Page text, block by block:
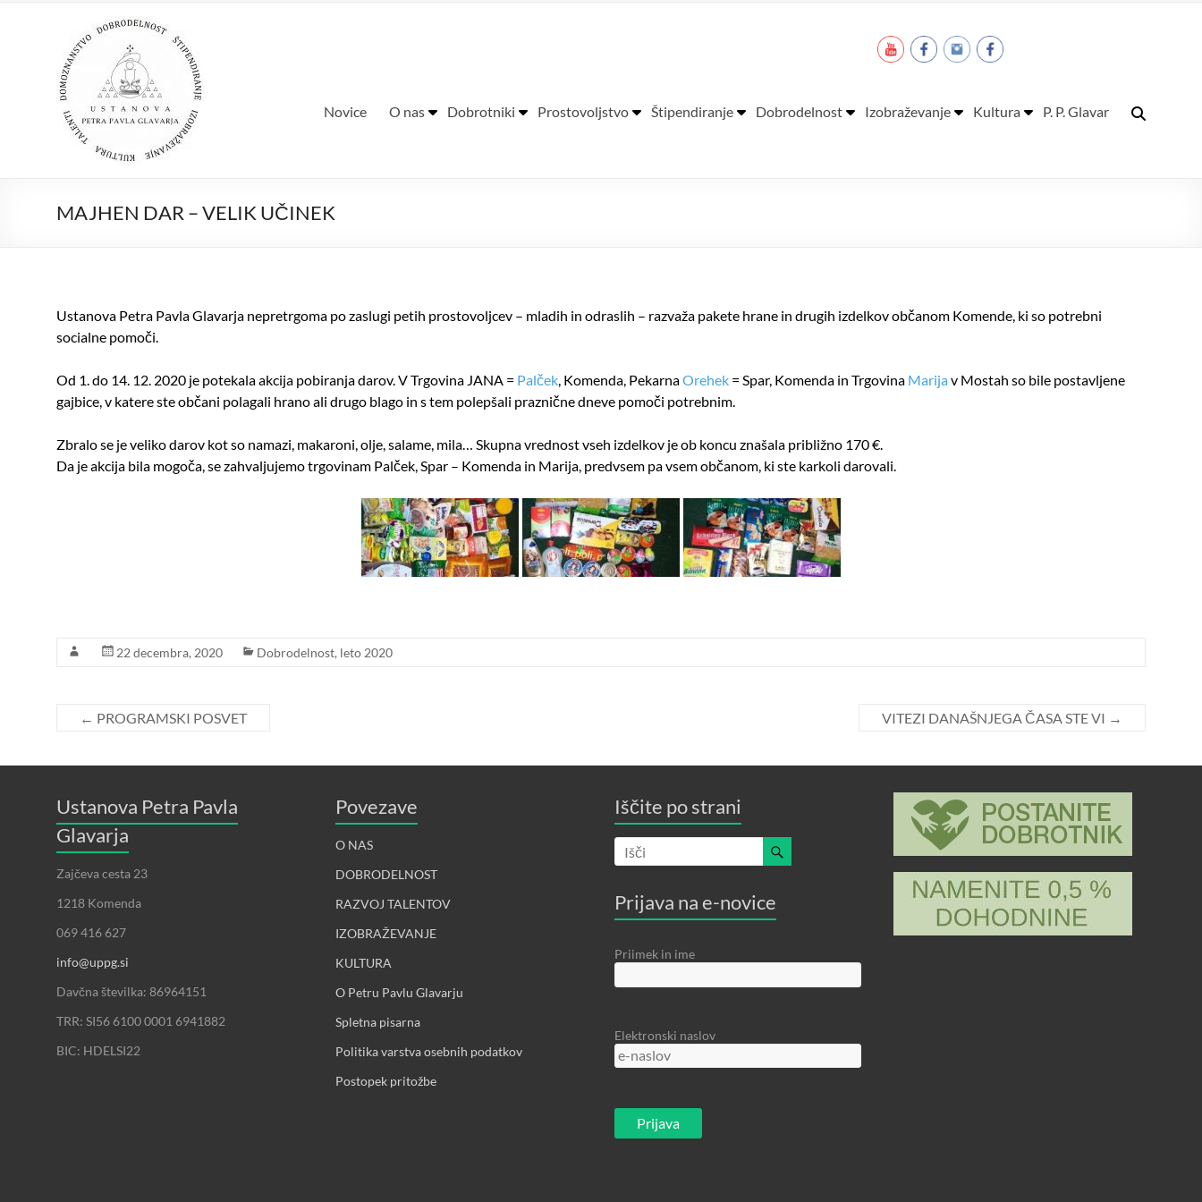
Novice O nas Dobrotniki Prostovoljstvo Štipendiranje Dobrodelnost Izobraževanje Kultura P. P. Glavar
MAJHEN DAR – VELIK UČINEK
Ustanova Petra Pavla Glavarja nepretrgoma po zaslugi petih prostovoljcev – mladih in odraslih – razvaža pakete hrane in drugih izdelkov občanom Komende, ki so potrebni
socialne pomoči.
Od 1. do 14. 12. 2020 je potekala akcija pobiranja darov. V Trgovina JANA = Palček, Komenda, PekarnaOrehek = Spar, Komenda in Trgovina Marijav Mostah so bile postavljene
gajbice, v katere ste občani polagali hrano ali drugo blago in s tem polepšali praznične dneve pomoči potrebnim.
Zbralo se je veliko darov kot so namazi, makaroni, olje, salame, mila… Skupna vrednost vseh izdelkov je ob koncu znašala približno 170 €.
Da je akcija bila mogoča, se zahvaljujemo trgovinam Palček, Spar – Komenda in Marija, predvsem pa vsem občanom, ki ste karkoli darovali.
22 decembra, 2020 Dobrodelnost, leto 2020
← PROGRAMSKI POSVET VITEZI DANAŠNJEGA ČASA STE VI →
Ustanova Petra Pavla
Glavarja
Zajčeva cesta 23
1218 Komenda
069 416 627
info@uppg.si
Davčna številka: 86964151
TRR: SI56 6100 0001 6941882
BIC: HDELSI22
Povezave
O NAS
DOBRODELNOST
RAZVOJ TALENTOV
IZOBRAŽEVANJE
KULTURA
O Petru Pavlu Glavarju
Spletna pisarna
Politika varstva osebnih podatkov
Postopek pritožbe
Iščite po strani
Prijava na e-novice
Priimek in ime
Elektronski naslov